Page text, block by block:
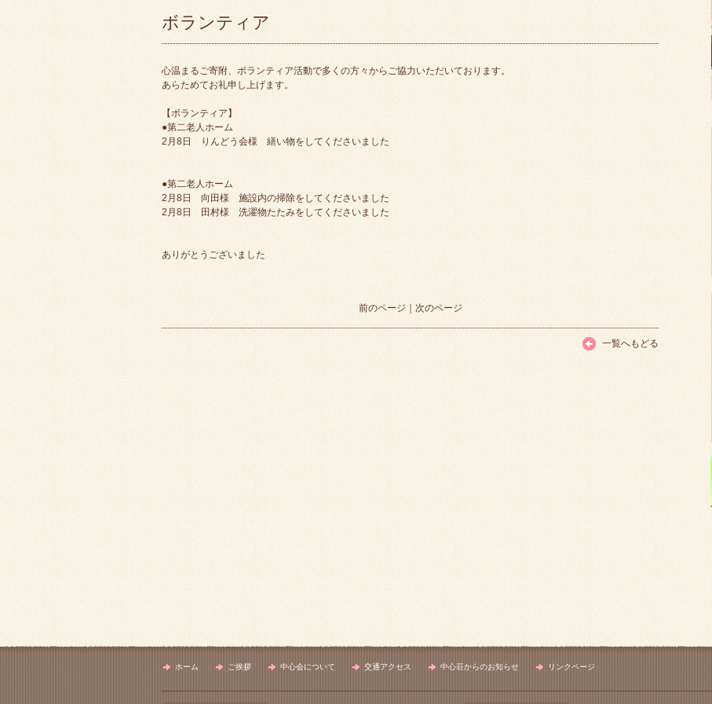
ボランティア
心温まるご寄附、ボランティア活動で多くの方々からご協力いただいております。
あらためてお礼申し上げます。
【ボランティア】
●第二老人ホーム
2月8日 りんどう会様 繕い物をしてくださいました
●第二老人ホーム
2月8日 向田様 施設内の掃除をしてくださいました
2月8日 田村様 洗濯物たたみをしてくださいました
ありがとうございました
前のページ 次のページ
一覧へもどる
ホーム ご挨拶 中心会について 交通アクセス 中心荘からのお知らせ リンクページ